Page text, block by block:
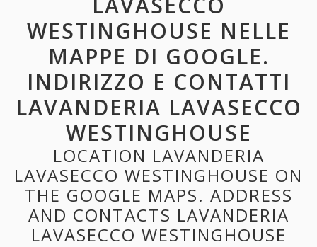
WESTINGHOUSE NELLE
MAPPE DI GOOGLE.
INDIRIZZO E CONTATTI
LAVANDERIA LAVASECCO
WESTINGHOUSE
LOCATION LAVANDERIA
LAVASECCO WESTINGHOUSE ON
THE GOOGLE MAPS. ADDRESS
AND CONTACTS LAVANDERIA
LAVASECCO WESTINGHOUSE